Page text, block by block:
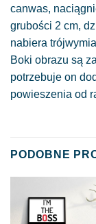
canwas,
grubości 2 cm,
nabiera
Boki obrazu są
potrzebuje on
powieszenia od
PODOBNE